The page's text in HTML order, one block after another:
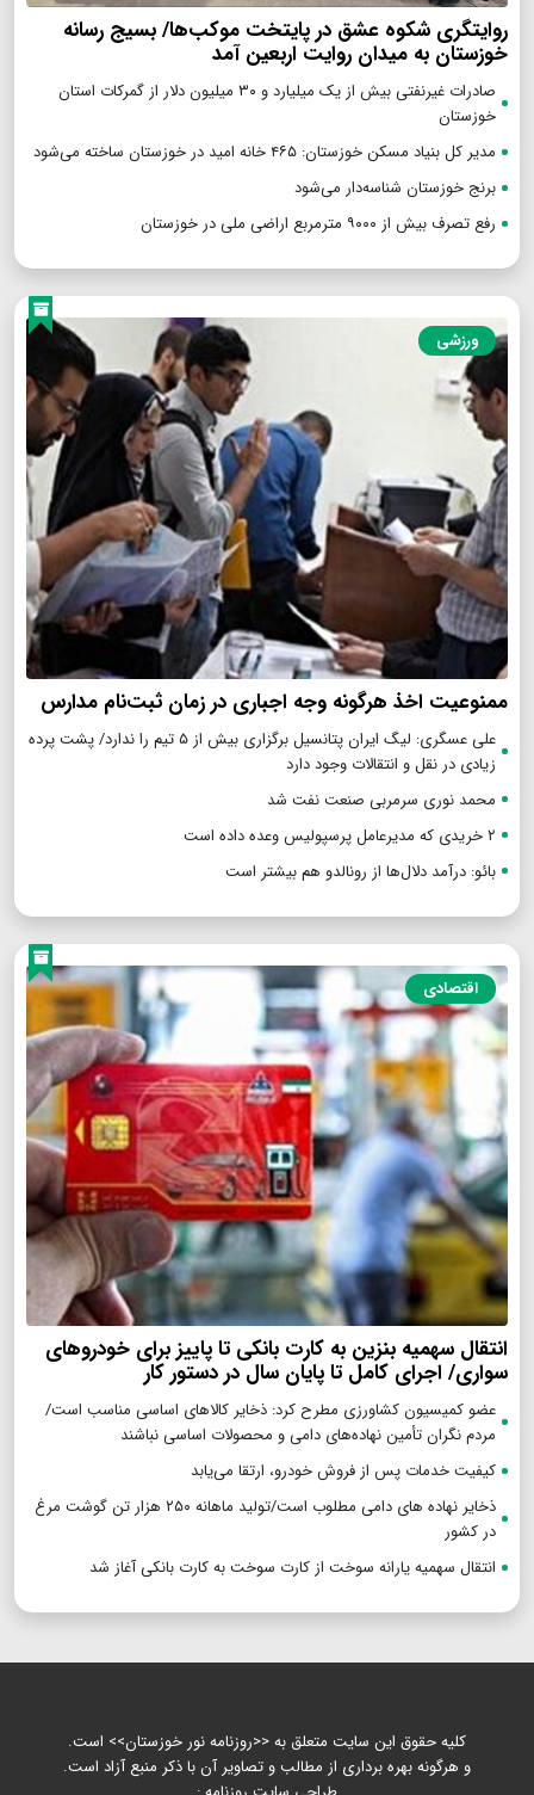
روایتگری شکوه عشق در پایتخت موکب‌ها/ بسیج رسانه
خوزستان به میدان روایت اربعین آمد
صادرات غیرنفتی بیش از یک میلیارد و ۳۰ میلیون دلار از گمرکات استان
خوزستان
مدیر کل بنیاد مسکن خوزستان: ۴۶۵ خانه امید در خوزستان ساخته می‌شود
برنج خوزستان شناسه‌دار می‌شود
رفع تصرف بیش از ۹۰۰۰ مترمربع اراضی ملی در خوزستان
ورزشی
ممنوعیت اخذ هرگونه وجه اجباری در زمان ثبت‌نام مدارس
علی عسگری: لیگ ایران پتانسیل برگزاری بیش از ۵ تیم را ندارد/ پشت پرده
زیادی در نقل و انتقالات وجود دارد
محمد نوری سرمربی صنعت نفت شد
۲ خریدی که مدیرعامل پرسپولیس وعده داده است
بائو: درآمد دلال‌ها از رونالدو هم بیشتر است
اقتصادی
انتقال سهمیه بنزین به کارت بانکی تا پاییز برای خودروهای
سواری/ اجرای کامل تا پایان سال در دستور کار
عضو کمیسیون کشاورزی مطرح کرد: ذخایر کالاهای اساسی مناسب است/
مردم نگران تأمین نهاده‌های دامی و محصولات اساسی نباشند
کیفیت خدمات پس از فروش خودرو، ارتقا می‌یابد
ذخایر نهاده های دامی مطلوب است/تولید ماهانه ۲۵۰ هزار تن گوشت مرغ
در کشور
انتقال سهمیه یارانه سوخت از کارت سوخت به کارت بانکی آغاز شد
کلیه حقوق این سایت متعلق به <<روزنامه نور خوزستان>> است.
و هرگونه بهره برداری از مطالب و تصاویر آن با ذکر منبع آزاد است.